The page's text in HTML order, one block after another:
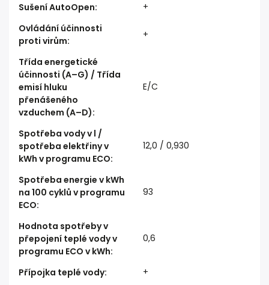
Sušení AutoOpen:
+
Ovládání účinnosti
proti virům:
+
Třída energetické
účinnosti (A–G) / Třída
emisí hluku
přenášeného
vzduchem (A–D):
E/C
Spotřeba vody v l /
spotřeba elektřiny v
kWh v programu ECO:
12,0 / 0,930
Spotřeba energie v kWh
na 100 cyklů v programu
ECO:
93
Hodnota spotřeby v
přepojení teplé vody v
programu ECO v kWh:
0,6
Přípojka teplé vody: +